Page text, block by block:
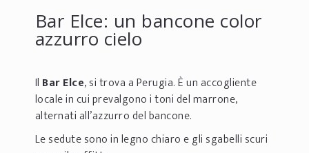
Bar Elce: un bancone color
azzurro cielo
Il Bar Elce, si trova a Perugia. È un accogliente
locale in cui prevalgono i toni del marrone,
alternati all’azzurro del bancone.
Le sedute sono in legno chiaro e gli sgabelli scuri